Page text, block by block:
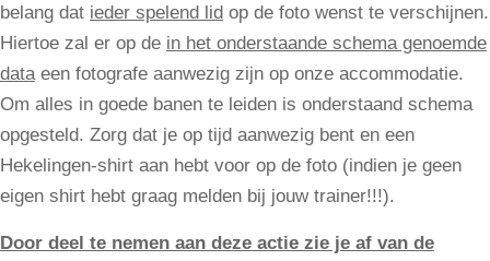
belang dat ieder spelend lid op de foto wenst te verschijnen.
Hiertoe zal er op de in het onderstaande schema genoemde
data een fotografe aanwezig zijn op onze accommodatie.
Om alles in goede banen te leiden is onderstaand schema
opgesteld. Zorg dat je op tijd aanwezig bent en een
Hekelingen-shirt aan hebt voor op de foto (indien je geen
eigen shirt hebt graag melden bij jouw trainer!!!).
Door deel te nemen aan deze actie zie je af van de